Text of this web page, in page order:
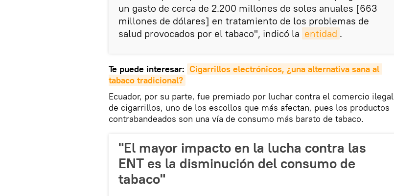
un gasto de cerca de 2.200 millones de soles anuales [663
millones de dólares] en tratamiento de los problemas de
salud provocados por el tabaco", indicó la entidad .
Te puede interesar: Cigarrillos electrónicos, ¿una alternativa sana al
tabaco tradicional?
Ecuador, por su parte, fue premiado por luchar contra el comercio ilegal
de cigarrillos, uno de los escollos que más afectan, pues los productos
contrabandeados son una vía de consumo más barato de tabaco.
"El mayor impacto en la lucha contra las
ENT es la disminución del consumo de
tabaco"